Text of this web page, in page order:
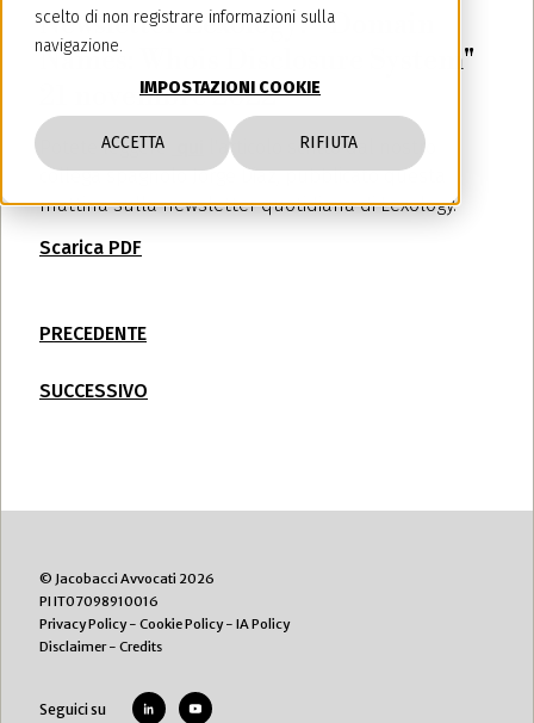
scelto di non registrare informazioni sulla
navigazione.
IMPOSTAZIONI COOKIE
ACCETTA RIFIUTA
Newsletter Lexology: " Domain
Names: Whois Disclosure System"
21 novembre 2022
Potete leggere
l'articolo scritto dal nostro
collega spagnolo Jorge Diaz, pubblicato questa
mattina sulla newsletter quotidiana di Lexology.
Scarica PDF
PRECEDENTE
SUCCESSIVO
© Jacobacci Avvocati 2026
PI IT07098910016
Privacy Policy- Cookie Policy- IA Policy
Disclaimer- Credits
Seguici su